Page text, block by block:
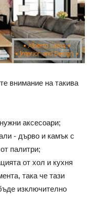
внимание на такива
аксесоари;
- дърво и камък с
палитри;
от хол и кухня
така че тази
изключително